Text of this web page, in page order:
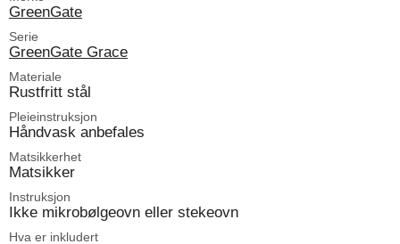
GreenGate
Serie
GreenGate Grace
Materiale
Rustfritt stål
Pleieinstruksjon
Håndvask anbefales
Matsikkerhet
Matsikker
Instruksjon
Ikke mikrobølgeovn eller stekeovn
Hva er inkludert